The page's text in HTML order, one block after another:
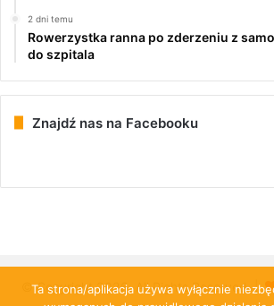
2 dni temu
Rowerzystka ranna po zderzeniu z
do szpitala
Znajdź nas na Facebooku
© Copyright 2026, All Rights Reserved |
Ta strona/aplikacja używa wyłącznie